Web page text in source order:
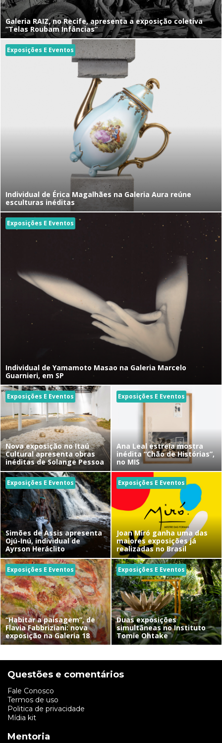
Galeria RAIZ, no Recife, apresenta a exposição coletiva
“Telas Roubam Infâncias”
Exposições E Eventos
Individual de Érica Magalhães na Galeria Aura reúne
esculturas inéditas
Exposições E Eventos
Individual de Yamamoto Masao na Galeria Marcelo
Guarnieri, em SP
Exposições E Eventos
Nova exposição no Itaú
Cultural apresenta obras
inéditas de Solange Pessoa
Exposições E Eventos
Ana Leal estreia mostra
inédita “Chão de Histórias”,
no MIS
Exposições E Eventos
Simões de Assis apresenta
Ojú-Inú, individual de
Ayrson Heráclito
Exposições E Eventos
Joan Miró ganha uma das
maiores exposições já
realizadas no Brasil
Exposições E Eventos
“Habitar a paisagem”, de
Flavia Fabbriziani: nova
exposição na Galeria 18
Exposições E Eventos
Duas exposições
simultâneas no Instituto
Tomie Ohtake
Questões e comentários
Fale Conosco
Termos de uso
Politica de privacidade
Mídia kit
Mentoria